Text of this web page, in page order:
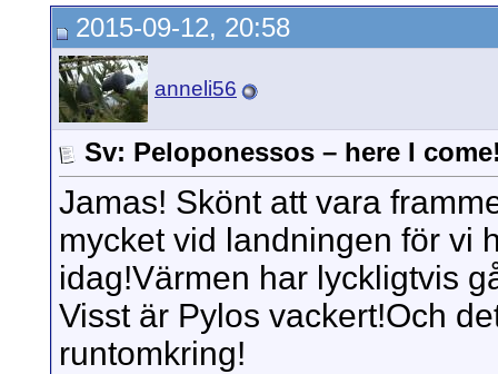
2015-09-12, 20:58
anneli56
Sv: Peloponessos – here I
Jamas! Skönt att vara
mycket vid landningen för vi
idag!Värmen har lyckligtvis
Visst är Pylos vackert!Och
runtomkring!